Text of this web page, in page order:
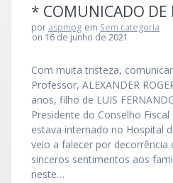
* COMUNICADO DE
por aspmpg em Sem categoria
on 16 de junho de 2021
Com muita tristeza,
Professor, ALEXANDER
anos, filho de LUIS
Presidente do Conselho Fiscal
estava internado no Hospital
veio a falecer por decorrência
sinceros sentimentos aos
neste…